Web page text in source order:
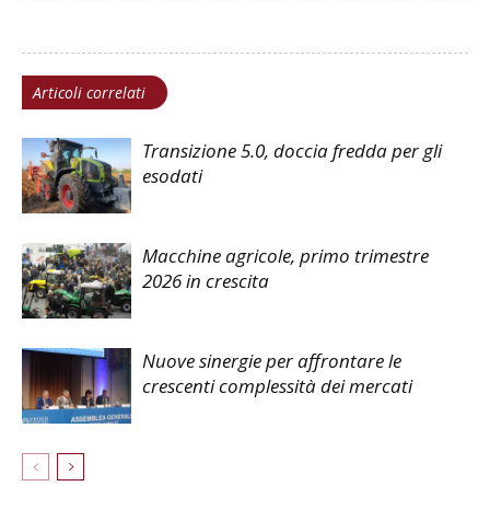
Articoli correlati
Transizione 5.0, doccia fredda per gli
esodati
Macchine agricole, primo trimestre
2026 in crescita
Nuove sinergie per affrontare le
crescenti complessità dei mercati